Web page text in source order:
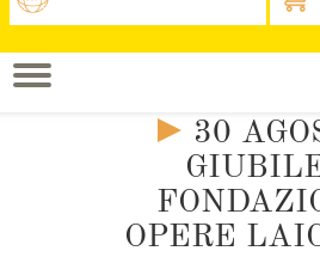
30
OPERE